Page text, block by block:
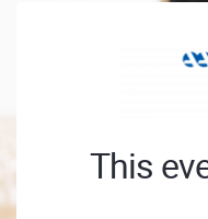
This